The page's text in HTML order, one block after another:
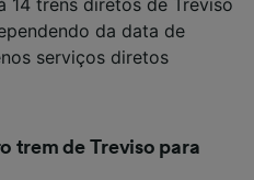
da data de
serviços diretos
trem de Treviso para